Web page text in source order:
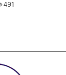
491